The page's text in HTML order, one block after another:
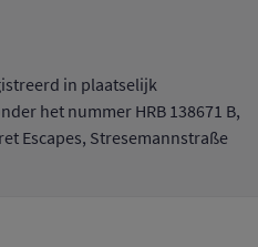
in plaatselijk
het nummer HRB 138671 B,
Escapes, Stresemannstraße